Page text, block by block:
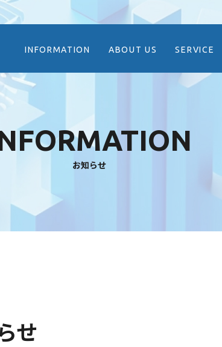
INFORMATION ABOUT US SERVICE
お知らせ
せ